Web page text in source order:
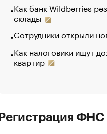
Как банк Wildberries
склады
Сотрудники открыли
Как налоговики ищут
квартир
Регистрация ФНС